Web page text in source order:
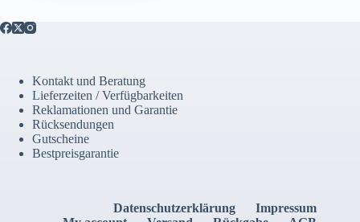
der
Produktseite
gewählt
werden
Kontakt und Beratung
Lieferzeiten / Verfügbarkeiten
Reklamationen und Garantie
Rücksendungen
Gutscheine
Bestpreisgarantie
Datenschutzerklärung
Impressum